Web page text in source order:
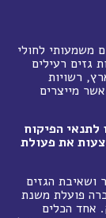
משמעותי לחולי
גזים רעילים
רשויות
מייצרים
הפיקוח
את פעולת
ושאיבת הגזים
פועלת משנת
אחד הכלים